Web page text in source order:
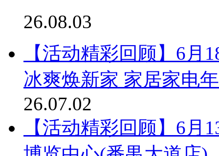
26.08.03
【活动精彩回顾】6月
冰爽焕新家 家居家电
26.07.02
【活动精彩回顾】6月